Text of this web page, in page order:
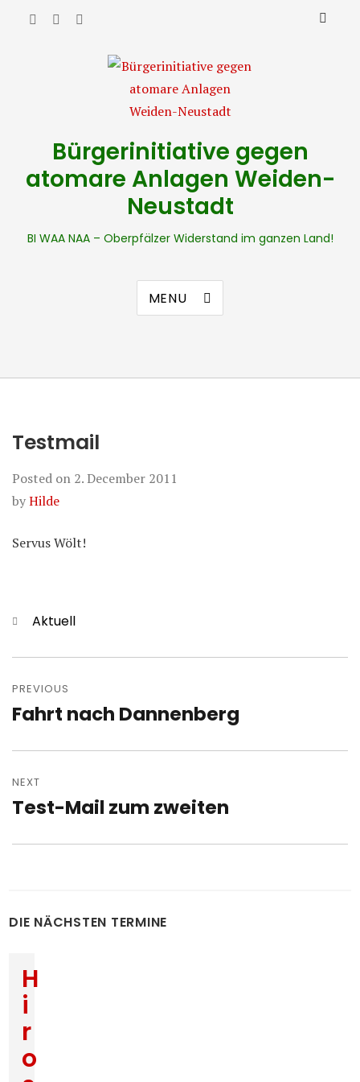
Bürgerinitiative gegen
atomare Anlagen Weiden-
Neustadt
BI WAA NAA – Oberpfälzer Widerstand im ganzen Land!
MENU
Testmail
Posted on 2. December 2011
byHilde
Servus Wölt!
Categories
Aktuell
navigation
PREVIOUS
Previous
Fahrt nach Dannenberg
NEXT
Next
Test-Mail zum zweiten
DIE NÄCHSTEN TERMINE
H
i
r
o